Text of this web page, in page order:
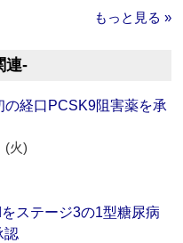
もっと見る »
連‐
の経口PCSK9阻害薬を承
(火)
ステージ3の1型糖尿病
認